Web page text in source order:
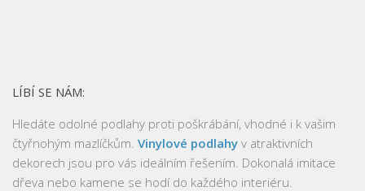
LÍBÍ SE NÁM:
Hledáte odolné podlahy proti poškrábání, vhodné i k vašim
čtyřnohým mazlíčkům. Vinylové podlahy v atraktivních
dekorech jsou pro vás ideálním řešením. Dokonalá imitace
dřeva nebo kamene se hodí do každého interiéru.